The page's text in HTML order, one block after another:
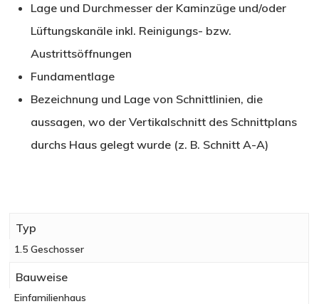
Lage und Durchmesser der Kaminzüge und/oder
Lüftungskanäle inkl. Reinigungs- bzw.
Austrittsöffnungen
Fundamentlage
Bezeichnung und Lage von Schnittlinien, die
aussagen, wo der Vertikalschnitt des Schnittplans
durchs Haus gelegt wurde (z. B. Schnitt A-A)
Typ
1.5 Geschosser
Bauweise
Einfamilienhaus